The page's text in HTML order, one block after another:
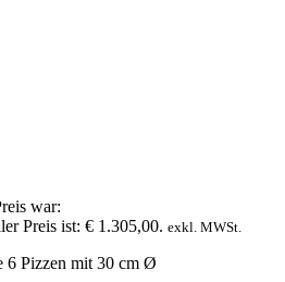
war:
Preis ist: € 1.305,00. exkl. MWSt.
6 Pizzen mit 30 cm Ø